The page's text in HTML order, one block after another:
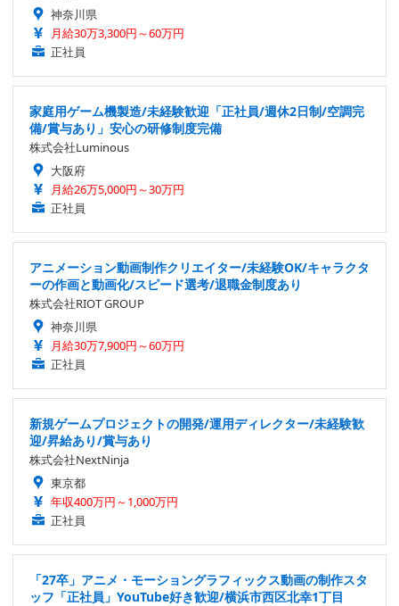
神奈川県
月給30万3,300円～60万円
正社員
家庭用ゲーム機製造/未経験歓迎「正社員/週休2日制/空調完
備/賞与あり」安心の研修制度完備
株式会社Luminous
大阪府
月給26万5,000円～30万円
正社員
アニメーション動画制作クリエイター/未経験OK/キャラクタ
ーの作画と動画化/スピード選考/退職金制度あり
株式会社RIOT GROUP
神奈川県
月給30万7,900円～60万円
正社員
新規ゲームプロジェクトの開発/運用ディレクター/未経験歓
迎/昇給あり/賞与あり
株式会社NextNinja
東京都
年収400万円～1,000万円
正社員
「27卒」アニメ・モーショングラフィックス動画の制作スタ
ッフ「正社員」YouTube好き歓迎/横浜市西区北幸1丁目